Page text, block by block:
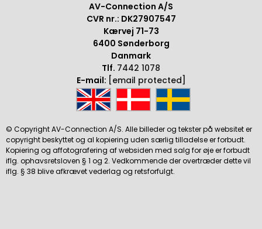
AV-Connection A/S
CVR nr.: DK27907547
Kærvej 71-73
6400 Sønderborg
Danmark
Tlf. 7442 1078
E-mail: [email protected]
© Copyright AV-Connection A/S. Alle billeder og tekster på websitet er
copyright beskyttet og al kopiering uden særlig tilladelse er forbudt.
Kopiering og affotografering af websiden med salg for øje er forbudt
iflg. ophavsretsloven § 1 og 2. Vedkommende der overtræder dette vil
iflg. § 38 blive afkrævet vederlag og retsforfulgt.